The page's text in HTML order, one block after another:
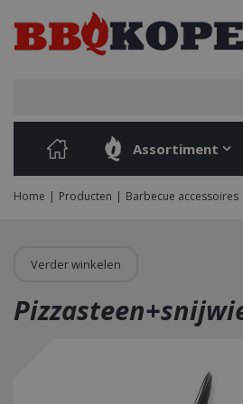
naar
content
Home Producten Barbecue accessoires
Assortiment
Verder winkelen